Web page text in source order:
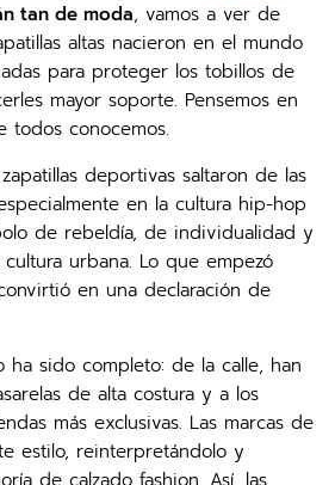
tan de moda, vamos a ver de
altas nacieron en el mundo
para proteger los tobillos de
mayor soporte. Pensemos en
todos conocemos.
deportivas saltaron de las
en la cultura hip-hop
de rebeldía, de individualidad y
urbana. Lo que empezó
en una declaración de
ha sido completo: de la calle, han
de alta costura y a los
más exclusivas. Las marcas de
estilo, reinterpretándolo y